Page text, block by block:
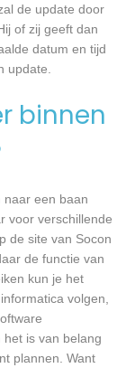
de update door
of zij geeft dan
datum en tijd
update.
binnen
naar een baan
voor verschillende
de site van Socon
de functie van
kun je het
volgen,
is van belang
plannen. Want